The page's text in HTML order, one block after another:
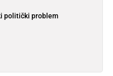
politički problem